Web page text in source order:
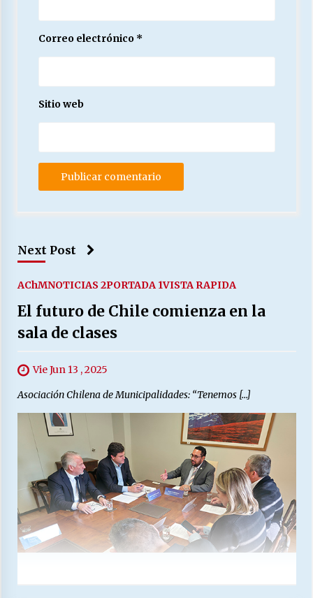
Correo electrónico *
Sitio web
Next Post
AChMNOTICIAS 2PORTADA 1VISTA RAPIDA
El futuro de Chile comienza en la
sala de clases
Vie Jun 13 , 2025
Asociación Chilena de Municipalidades: “Tenemos […]